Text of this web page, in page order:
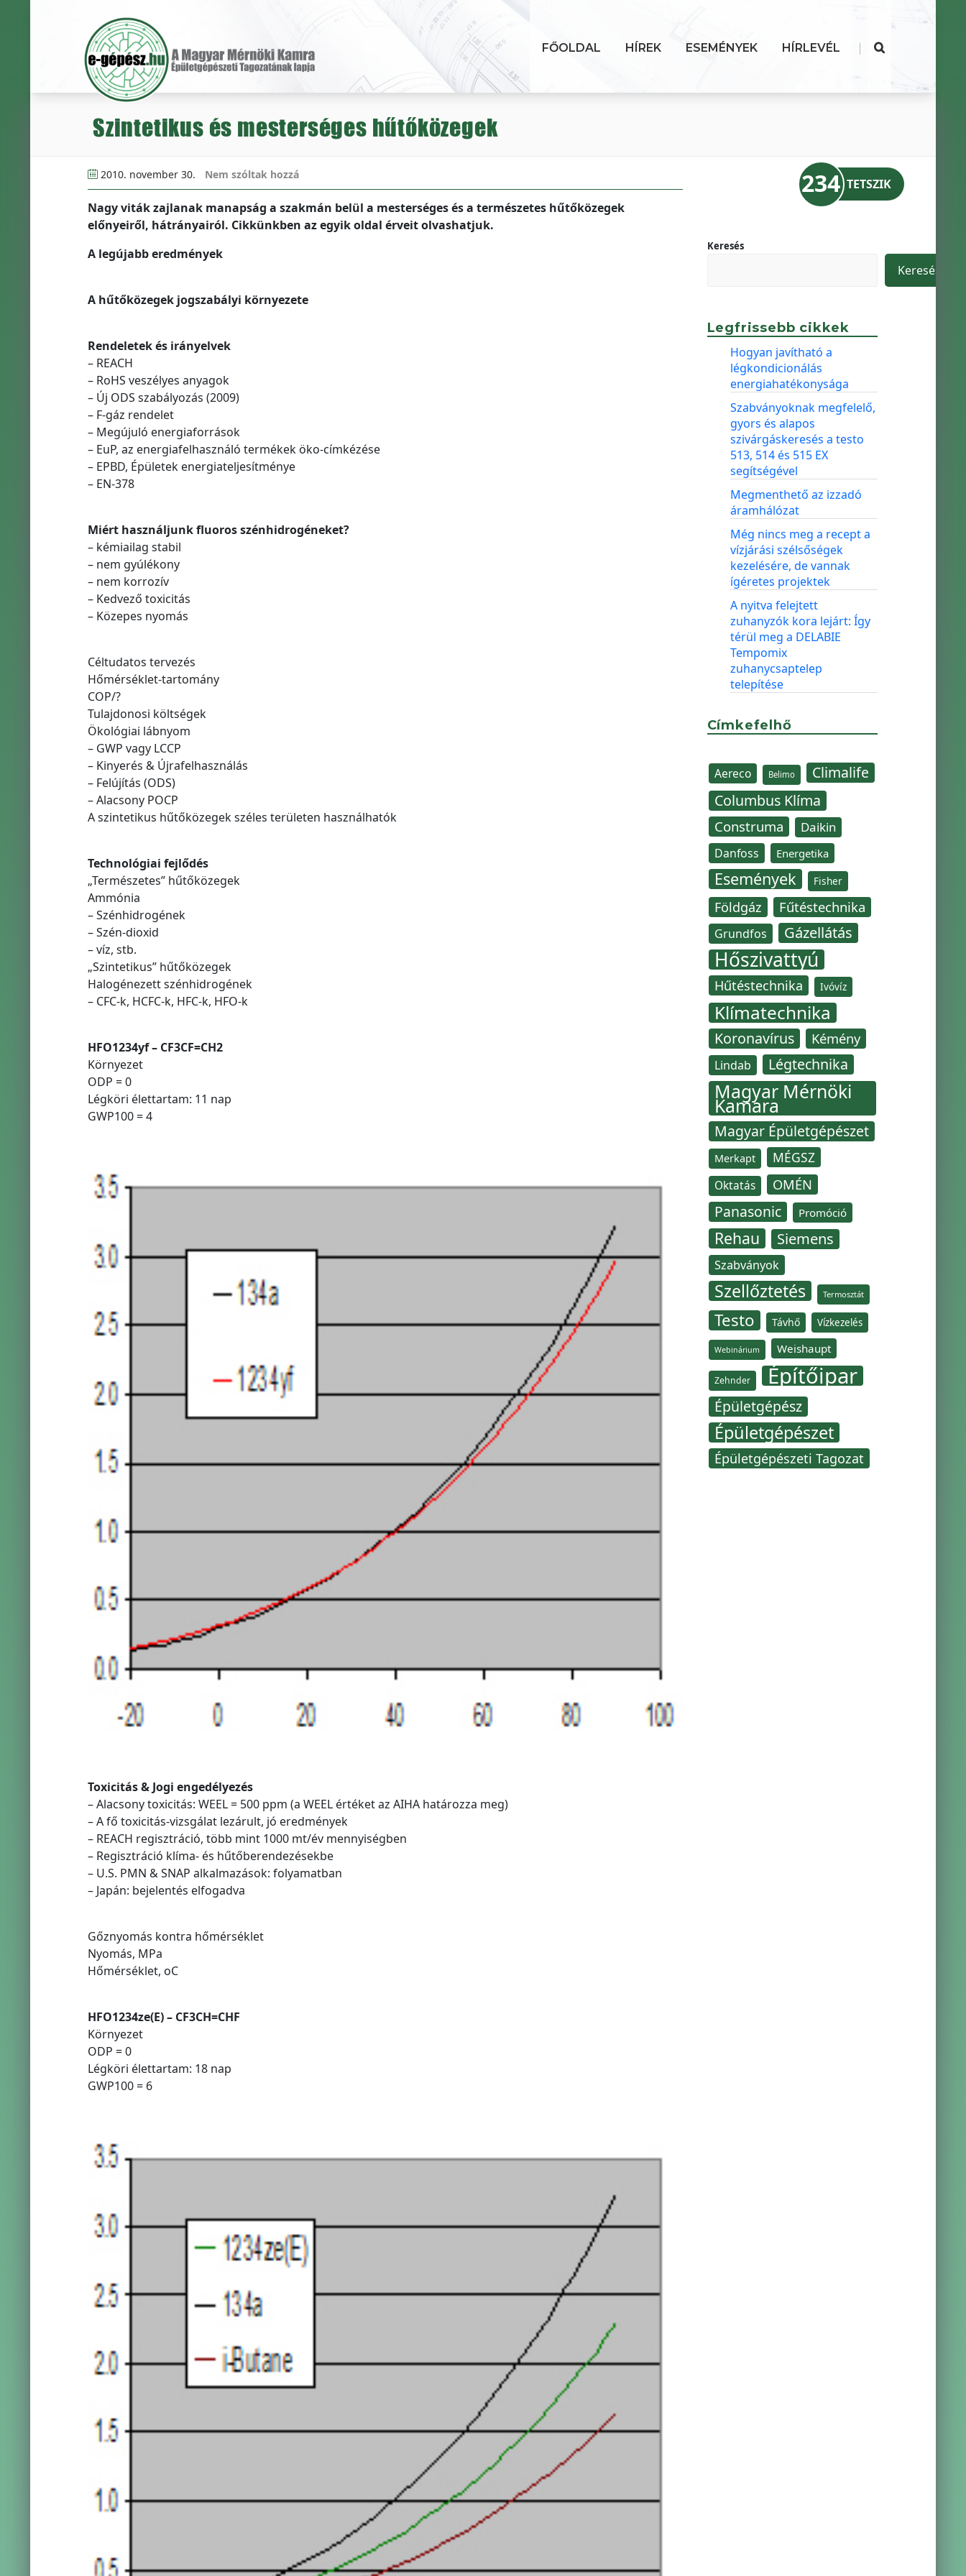
FŐOLDAL HÍREK ESEMÉNYEK HÍRLEVÉL |
Szintetikus és mesterséges hűtőközegek
2010. november 30. Nem szóltak hozzá
Nagy viták zajlanak manapság a szakmán belül a mesterséges és a természetes hűtőközegek
előnyeiről, hátrányairól. Cikkünkben az egyik oldal érveit olvashatjuk.
A legújabb eredmények
A hűtőközegek jogszabályi környezete
Rendeletek és irányelvek
– REACH
– RoHS veszélyes anyagok
– Új ODS szabályozás (2009)
– F-gáz rendelet
– Megújuló energiaforrások
– EuP, az energiafelhasználó termékek öko-címkézése
– EPBD, Épületek energiateljesítménye
– EN-378
Miért használjunk fluoros szénhidrogéneket?
– kémiailag stabil
– nem gyúlékony
– nem korrozív
– Kedvező toxicitás
– Közepes nyomás
Céltudatos tervezés
Hőmérséklet-tartomány
COP/?
Tulajdonosi költségek
Ökológiai lábnyom
– GWP vagy LCCP
– Kinyerés & Újrafelhasználás
– Felújítás (ODS)
– Alacsony POCP
A szintetikus hűtőközegek széles területen használhatók
Technológiai fejlődés
„Természetes” hűtőközegek
Ammónia
– Szénhidrogének
– Szén-dioxid
– víz, stb.
„Szintetikus” hűtőközegek
Halogénezett szénhidrogének
– CFC-k, HCFC-k, HFC-k, HFO-k
HFO1234yf – CF3CF=CH2
Környezet
ODP = 0
Légköri élettartam: 11 nap
GWP100 = 4
Toxicitás & Jogi engedélyezés
– Alacsony toxicitás: WEEL = 500 ppm (a WEEL értéket az AIHA határozza meg)
– A fő toxicitás-vizsgálat lezárult, jó eredmények
– REACH regisztráció, több mint 1000 mt/év mennyiségben
– Regisztráció klíma- és hűtőberendezésekbe
– U.S. PMN & SNAP alkalmazások: folyamatban
– Japán: bejelentés elfogadva
Gőznyomás kontra hőmérséklet
Nyomás, MPa
Hőmérséklet, oC
HFO1234ze(E) – CF3CH=CHF
Környezet
ODP = 0
Légköri élettartam: 18 nap
GWP100 = 6
234 TETSZIK
Keresés
Keresés
Legfrissebb cikkek
Hogyan javítható a
légkondicionálás
energiahatékonysága
Szabványoknak megfelelő,
gyors és alapos
szivárgáskeresés a testo
513, 514 és 515 EX
segítségével
Megmenthető az izzadó
áramhálózat
Még nincs meg a recept a
vízjárási szélsőségek
kezelésére, de vannak
ígéretes projektek
A nyitva felejtett
zuhanyzók kora lejárt: Így
térül meg a DELABIE
Tempomix
zuhanycsaptelep
telepítése
Címkefelhő
Aereco Belimo
Climalife
Columbus Klíma
Construma Daikin
Danfoss Energetika
Események Fisher
Földgáz Fűtéstechnika
Grundfos Gázellátás
Hőszivattyú
Hűtéstechnika Ivóvíz
Klímatechnika
Koronavírus Kémény
Lindab Légtechnika
Magyar Mérnöki
Kamara
Magyar Épületgépészet
Merkapt MÉGSZ
Oktatás OMÉN
Panasonic Promóció
Rehau Siemens
Szabványok
Szellőztetés Termosztát
Testo Távhő Vízkezelés
Webinárium Weishaupt
Zehnder Építőipar
Épületgépész
Épületgépészet
Épületgépészeti Tagozat